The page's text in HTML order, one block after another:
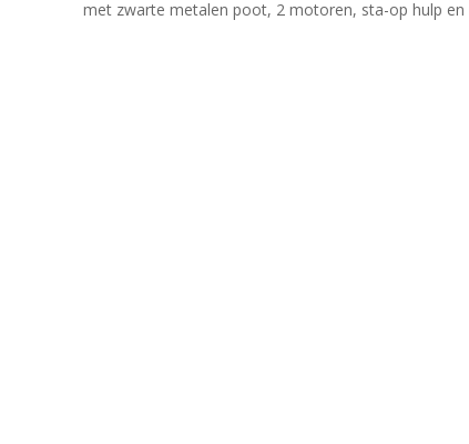
met zwarte metalen poot, 2 motoren, sta-op hulp en